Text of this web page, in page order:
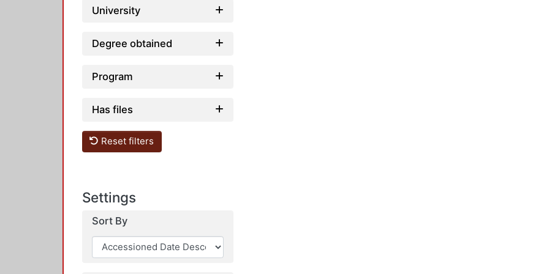
University
Degree obtained
Program
Has files
Reset filters
Settings
Sort By